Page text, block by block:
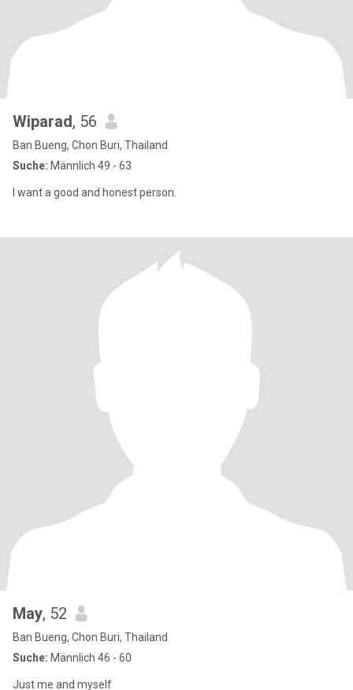
Wiparad, 56
Ban Bueng, Chon Buri, Thailand
Suche: Männlich 49 - 63
I want a good and honest person.
May, 52
Ban Bueng, Chon Buri, Thailand
Suche: Männlich 46 - 60
Just me and myself